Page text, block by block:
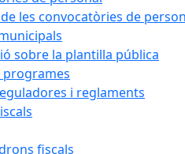
les convocatòries de
sobre la plantilla pública
programes
i reglaments
fiscals